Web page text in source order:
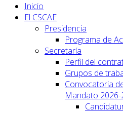
Inicio
El CSCAE
Presidencia
Programa de
Secretaría
Perfil del
Grupos de
Convocatoria
Mandato 2026-